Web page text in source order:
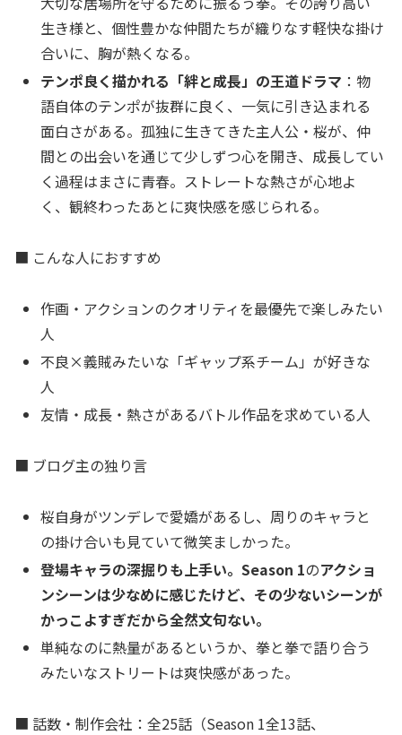
生き様と、個性豊かな仲間たちが織りなす軽快な掛け
合いに、胸が熱くなる。
テンポ良く描かれる「絆と成長」の王道ドラマ ：物
語自体のテンポが抜群に良く、一気に引き込まれる
面白さがある。孤独に生きてきた主人公・桜が、仲
間との出会いを通じて少しずつ心を開き、成長してい
く過程はまさに青春。ストレートな熱さが心地よ
く、観終わったあとに爽快感を感じられる。
■ こんな人におすすめ
作画・アクションのクオリティを最優先で楽しみたい
人
不良×義賊みたいな「ギャップ系チーム」が好きな
人
友情・成長・熱さがあるバトル作品を求めている人
■ ブログ主の独り言
桜自身がツンデレで愛嬌があるし、周りのキャラと
の掛け合いも見ていて微笑ましかった。
登場キャラの深掘りも上手い。Season 1のアクショ
ンシーンは少なめに感じたけど、その少ないシーンが
かっこよすぎだから全然文句ない。
単純なのに熱量があるというか、拳と拳で語り合う
みたいなストリートは爽快感があった。
■ 話数・制作会社：全25話（Season 1全13話、